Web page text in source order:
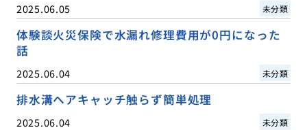
2025.06.05 未分類
体験談火災保険で水漏れ修理費用が0円になった
話
2025.06.04 未分類
排水溝ヘアキャッチ触らず簡単処理
2025.06.04 未分類